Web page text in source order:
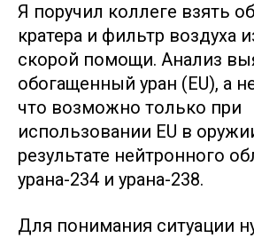
Я поручил коллеге взять
кратера и фильтр воздуха
скорой помощи. Анализ
обогащенный уран (EU), а
что возможно только при
использовании EU в
результате нейтронного
урана-234 и урана-238.
Для понимания ситуации